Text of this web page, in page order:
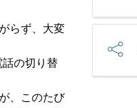
らず、大変
の切り替
、このたび